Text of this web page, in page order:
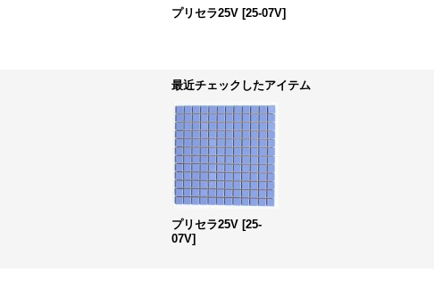
プリセラ25V [25-07V]
最近チェックしたアイテム
プリセラ25V [25-
07V]